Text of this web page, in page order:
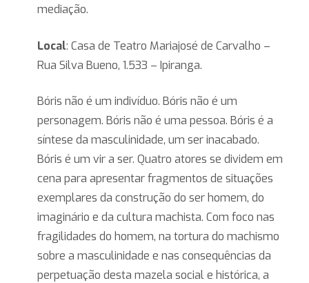
mediação.
Local: Casa de Teatro Mariajosé de Carvalho –
Rua Silva Bueno, 1.533 – Ipiranga.
Bóris não é um indivíduo. Bóris não é um
personagem. Bóris não é uma pessoa. Bóris é a
síntese da masculinidade, um ser inacabado.
Bóris é um vir a ser. Quatro atores se dividem em
cena para apresentar fragmentos de situações
exemplares da construção do ser homem, do
imaginário e da cultura machista. Com foco nas
fragilidades do homem, na tortura do machismo
sobre a masculinidade e nas consequências da
perpetuação desta mazela social e histórica, a